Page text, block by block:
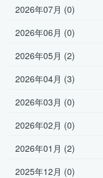
2026年07月 (0)
2026年06月 (0)
2026年05月 (2)
2026年04月 (3)
2026年03月 (0)
2026年02月 (0)
2026年01月 (2)
2025年12月 (0)